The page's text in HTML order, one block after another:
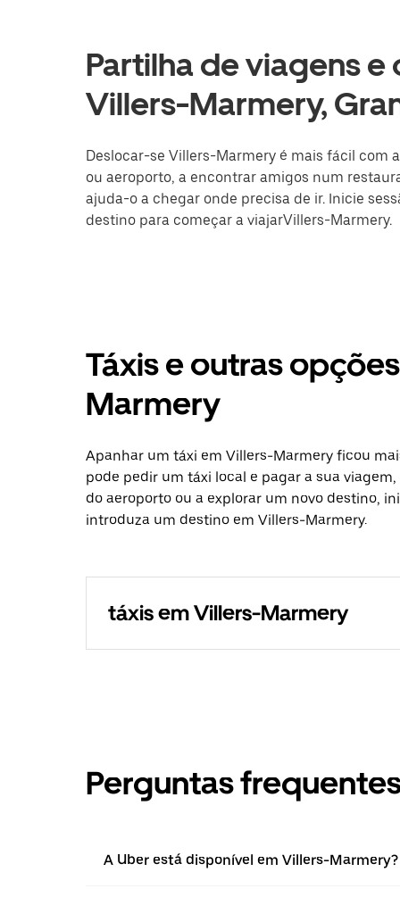
Partilha de viagens
Villers-Marmery,
Deslocar-se Villers-Marmery é mais fácil com
ou aeroporto, a encontrar amigos num
ajuda-o a chegar onde precisa de ir. Inicie
destino para começar a viajarVillers-Marmery.
Táxis e outras
Marmery
Apanhar um táxi em Villers-Marmery ficou
pode pedir um táxi local e pagar a sua
do aeroporto ou a explorar um novo destino,
introduza um destino em Villers-Marmery.
táxis em Villers-Marmery
Perguntas
A Uber está disponível em Villers-Marmery?